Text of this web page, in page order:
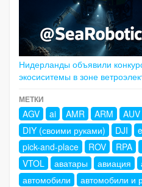
Нидерланды объявили
экосиситемы в зоне
МЕТКИ
AGV ai AMR ARM AUV
DIY (своими руками)
DJI
pick-and-place
ROV RPA
VTOL
аватары авиация
автомобили
автомобили и